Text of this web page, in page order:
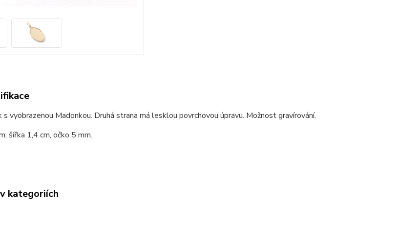
vyobrazenou Madonkou. Druhá strana má lesklou povrchovou úpravu. Možnost gravírování.
šířka 1,4 cm, očko 5 mm.
kategoriích